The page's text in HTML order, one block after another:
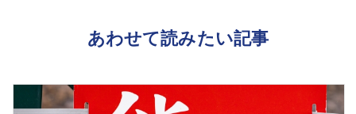
あわせて読みたい記事